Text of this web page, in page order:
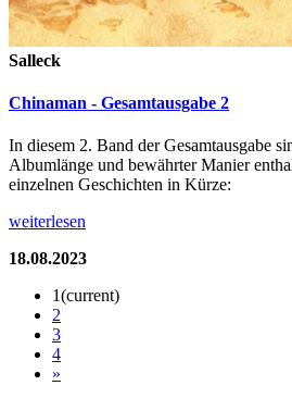
Salleck
Chinaman - Gesamtausgabe 2
In diesem 2. Band der Gesamtausgabe
Albumlänge und bewährter Manier
einzelnen Geschichten in Kürze:
weiterlesen
18.08.2023
1(current)
2
3
4
»